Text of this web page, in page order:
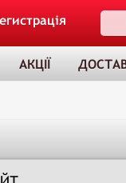
АКЦІЇ
рядовая Астра 3,6А